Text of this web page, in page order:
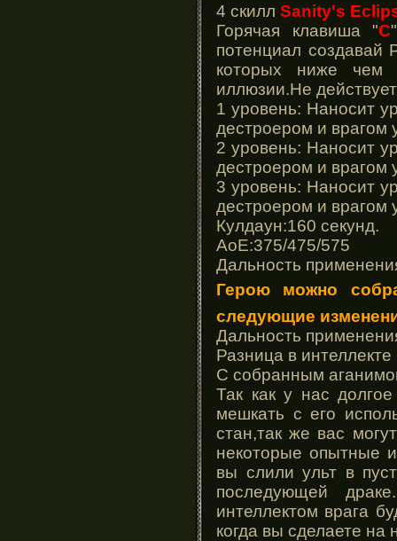
4 скилл Sanity's
Горячая клавиша "С
потенциал создавай
которых ниже чем
иллюзии.Не
1 уровень: Наносит
дестроером и
2 уровень: Наносит
дестроером и
3 уровень: Наносит
дестроером и
Кулдаун:160 секунд.
АоЕ:375/475/575
Дальность
Герою можно
следующие
Дальность
Разница в
С собранным
Так как у нас
мешкать с его
стан,так же вас
некоторые опытные
вы слили ульт в
последующей
интеллектом врага
когда вы сделаете на